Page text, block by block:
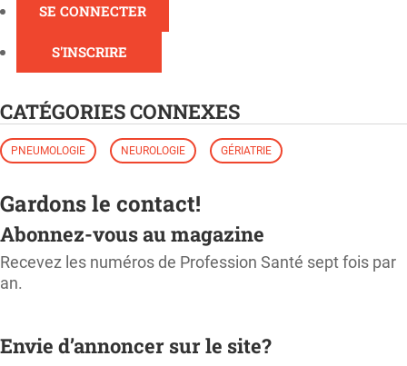
SE CONNECTER
S'INSCRIRE
CATÉGORIES CONNEXES
PNEUMOLOGIE NEUROLOGIE GÉRIATRIE
Gardons le contact!
Abonnez-vous au magazine
Recevez les numéros de Profession Santé sept fois par
an.
Envie d’annoncer sur le site?